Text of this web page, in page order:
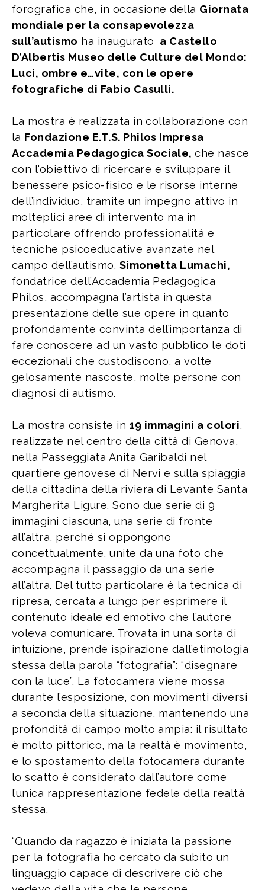
forografica che, in occasione della Giornata
mondiale per la consapevolezza
sull’autismo ha inaugurato a Castello
D’Albertis Museo delle Culture del Mondo:
Luci, ombre e…vite, con le opere
fotografiche di Fabio Casulli.
La mostra è realizzata in collaborazione con
la Fondazione E.T.S. Philos Impresa
Accademia Pedagogica Sociale,che nasce
con l'obiettivo di ricercare e sviluppare il
benessere psico-fisico e le risorse interne
dell’individuo, tramite un impegno attivo in
molteplici aree di intervento ma in
particolare offrendo professionalità e
tecniche psicoeducative avanzate nel
campo dell’autismo. Simonetta Lumachi,
fondatrice dell’Accademia Pedagogica
Philos, accompagna l’artista in questa
presentazione delle sue opere in quanto
profondamente convinta dell’importanza di
fare conoscere ad un vasto pubblico le doti
eccezionali che custodiscono, a volte
gelosamente nascoste, molte persone con
diagnosi di autismo.
La mostra consiste in 19 immagini a colori,
realizzate nel centro della città di Genova,
nella Passeggiata Anita Garibaldi nel
quartiere genovese di Nervi e sulla spiaggia
della cittadina della riviera di Levante Santa
Margherita Ligure. Sono due serie di 9
immagini ciascuna, una serie di fronte
all’altra, perché si oppongono
concettualmente, unite da una foto che
accompagna il passaggio da una serie
all’altra. Del tutto particolare è la tecnica di
ripresa, cercata a lungo per esprimere il
contenuto ideale ed emotivo che l’autore
voleva comunicare. Trovata in una sorta di
intuizione, prende ispirazione dall’etimologia
stessa della parola “fotografia”: “disegnare
con la luce”. La fotocamera viene mossa
durante l’esposizione, con movimenti diversi
a seconda della situazione, mantenendo una
profondità di campo molto ampia: il risultato
è molto pittorico, ma la realtà è movimento,
e lo spostamento della fotocamera durante
lo scatto è considerato dall’autore come
l’unica rappresentazione fedele della realtà
stessa.
“Quando da ragazzo è iniziata la passione
per la fotografia ho cercato da subito un
linguaggio capace di descrivere ciò che